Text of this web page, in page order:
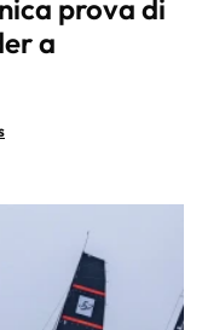
prova di
a